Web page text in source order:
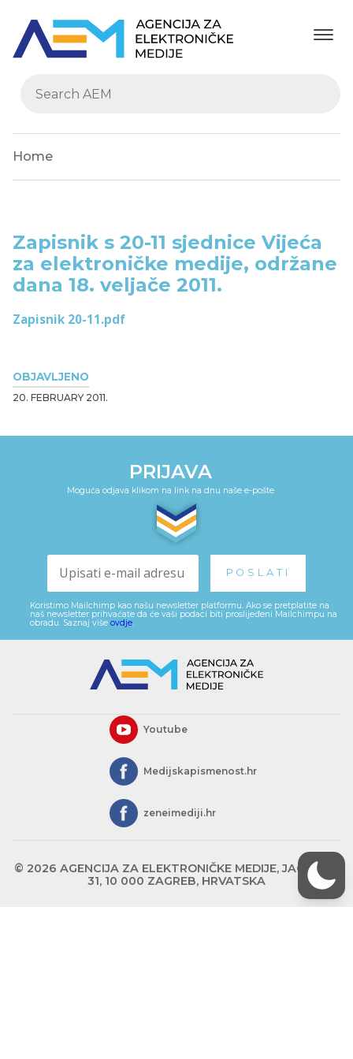
Home
OBJAVLJENO
20. FEBRUARY 2011.
Zapisnik s 20-11 sjednice Vijeća
za elektroničke medije, održane
dana 18. veljače 2011.
Zapisnik 20-11.pdf
PRIJAVA
Moguća odjava klikom na link na dnu naše e-pošte
Koristimo Mailchimp kao našu newsletter platformu. Ako se pretplatite na
naš newsletter prihvaćate da će vaši podaci biti proslijeđeni Mailchimpu na
obradu. Saznaj više ovdje
Youtube
Medijskapismenost.hr
zeneimediji.hr
© 2026 AGENCIJA ZA ELEKTRONIČKE MEDIJE, JAGIĆEVA
31, 10 000 ZAGREB, HRVATSKA